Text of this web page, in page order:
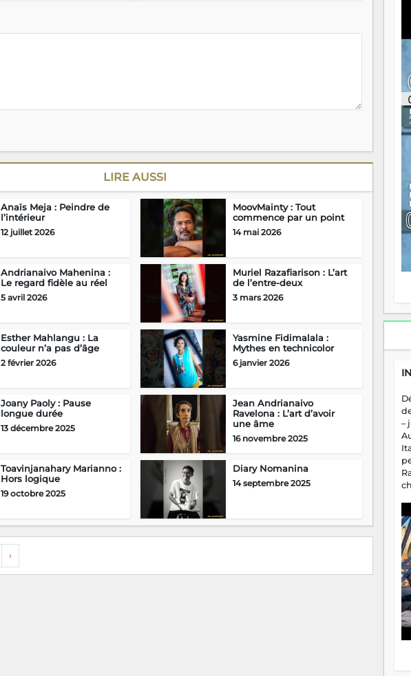
LIRE AUSSI
Anaïs Meja : Peindre de
l’intérieur
12 juillet 2026
MoovMainty : Tout
commence par un point
14 mai 2026
Andrianaivo Mahenina :
Le regard fidèle au réel
5 avril 2026
Muriel Razafiarison : L’art
de l’entre-deux
3 mars 2026
Esther Mahlangu : La
couleur n’a pas d’âge
2 février 2026
Yasmine Fidimalala :
Mythes en technicolor
6 janvier 2026
Joany Paoly : Pause
longue durée
13 décembre 2025
Jean Andrianaivo
Ravelona : L’art d’avoir
une âme
16 novembre 2025
Toavinjanahary Marianno :
Hors logique
19 octobre 2025
Diary Nomanina
14 septembre 2025
›
–